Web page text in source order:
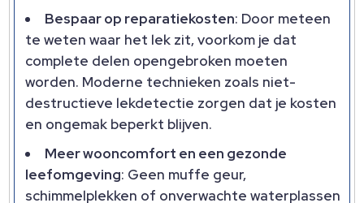
Bespaar op reparatiekosten: Door meteen
te weten waar het lek zit, voorkom je dat
complete delen opengebroken moeten
worden. Moderne technieken zoals niet-
destructieve lekdetectie zorgen dat je kosten
en ongemak beperkt blijven.
Meer wooncomfort en een gezonde
leefomgeving: Geen muffe geur,
schimmelplekken of onverwachte waterplassen